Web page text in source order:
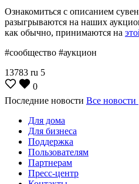
Ознакомиться с описанием
разыгрываются на наших
как обычно, принимаются на
#сообщество #аукцион
13783 ru 5
0
Последние новости Все новости
Для дома
Для бизнеса
Поддержка
Пользователям
Партнерам
Пресс-центр